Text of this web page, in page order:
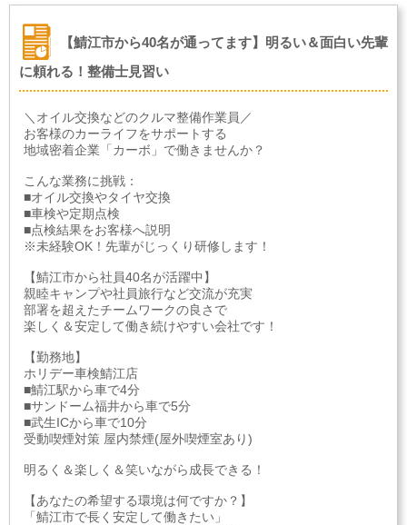
【鯖江市から40名が通ってます】明るい＆面白い先輩
に頼れる！整備士見習い
＼オイル交換などのクルマ整備作業員／
お客様のカーライフをサポートする
地域密着企業「カーボ」で働きませんか？
こんな業務に挑戦：
■オイル交換やタイヤ交換
■車検や定期点検
■点検結果をお客様へ説明
※未経験OK！先輩がじっくり研修します！
【鯖江市から社員40名が活躍中】
親睦キャンプや社員旅行など交流が充実
部署を超えたチームワークの良さで
楽しく＆安定して働き続けやすい会社です！
【勤務地】
ホリデー車検鯖江店
■鯖江駅から車で4分
■サンドーム福井から車で5分
■武生ICから車で10分
受動喫煙対策 屋内禁煙(屋外喫煙室あり)
明るく＆楽しく＆笑いながら成長できる！
【あなたの希望する環境は何ですか？】
「鯖江市で長く安定して働きたい」